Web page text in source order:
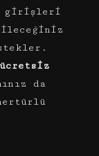
girişleri
ücretsiz
da